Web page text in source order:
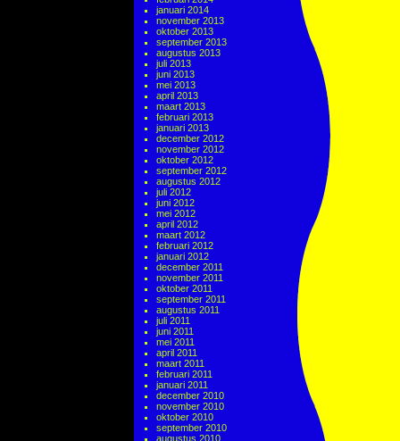
januari 2014
november 2013
oktober 2013
september 2013
augustus 2013
juli 2013
juni 2013
mei 2013
april 2013
maart 2013
februari 2013
januari 2013
december 2012
november 2012
oktober 2012
september 2012
augustus 2012
juli 2012
juni 2012
mei 2012
april 2012
maart 2012
februari 2012
januari 2012
december 2011
november 2011
oktober 2011
september 2011
augustus 2011
juli 2011
juni 2011
mei 2011
april 2011
maart 2011
februari 2011
januari 2011
december 2010
november 2010
oktober 2010
september 2010
augustus 2010